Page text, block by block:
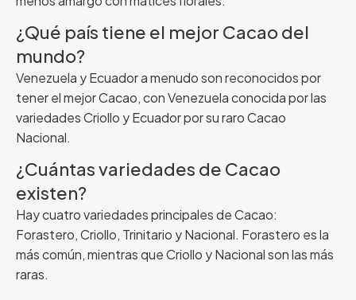
¿Qué país tiene el mejor Cacao del
mundo?
Venezuela y Ecuador a menudo son reconocidos por
tener el mejor Cacao, con Venezuela conocida por las
variedades Criollo y Ecuador por su raro Cacao
Nacional.
¿Cuántas variedades de Cacao
existen?
Hay cuatro variedades principales de Cacao:
Forastero, Criollo, Trinitario y Nacional. Forastero es la
más común, mientras que Criollo y Nacional son las más
raras.